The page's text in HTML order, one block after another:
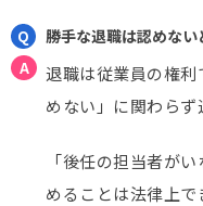
勝手な退職は認めない
退職は従業員の権
めない」に関わらず
「後任の担当者が
めることは法律上